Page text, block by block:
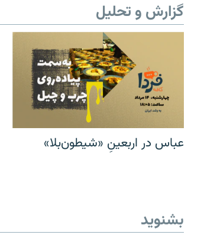
گزارش و تحلیل
عباس در اربعینِ «شیطون‌بلا»
بشنوید